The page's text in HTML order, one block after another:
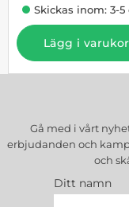
Skickas inom: 3-5
Lägg i
Gå med i vårt
erbjudanden och
och
Ditt namn